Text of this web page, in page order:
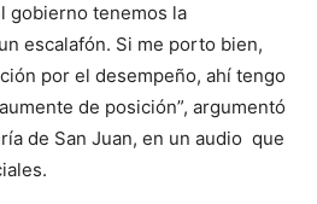
gobierno tenemos la
escalafón. Si me porto bien,
por el desempeño, ahí tengo
de posición”, argumentó
de San Juan, en un audio que